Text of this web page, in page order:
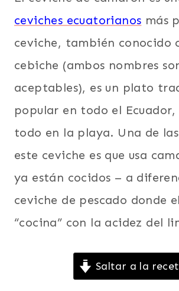
SUDAMERICA
|
LAS
|
TRADICIONES
ceviches ecuatorianos más
ceviche, también conocido
cebiche (ambos nombres
aceptables), es un plato
popular en todo el
todo en la playa. Una de
este ceviche es que usa
ya están cocidos – a
ceviche de pescado donde
“cocina” con la acidez del
Saltar a la